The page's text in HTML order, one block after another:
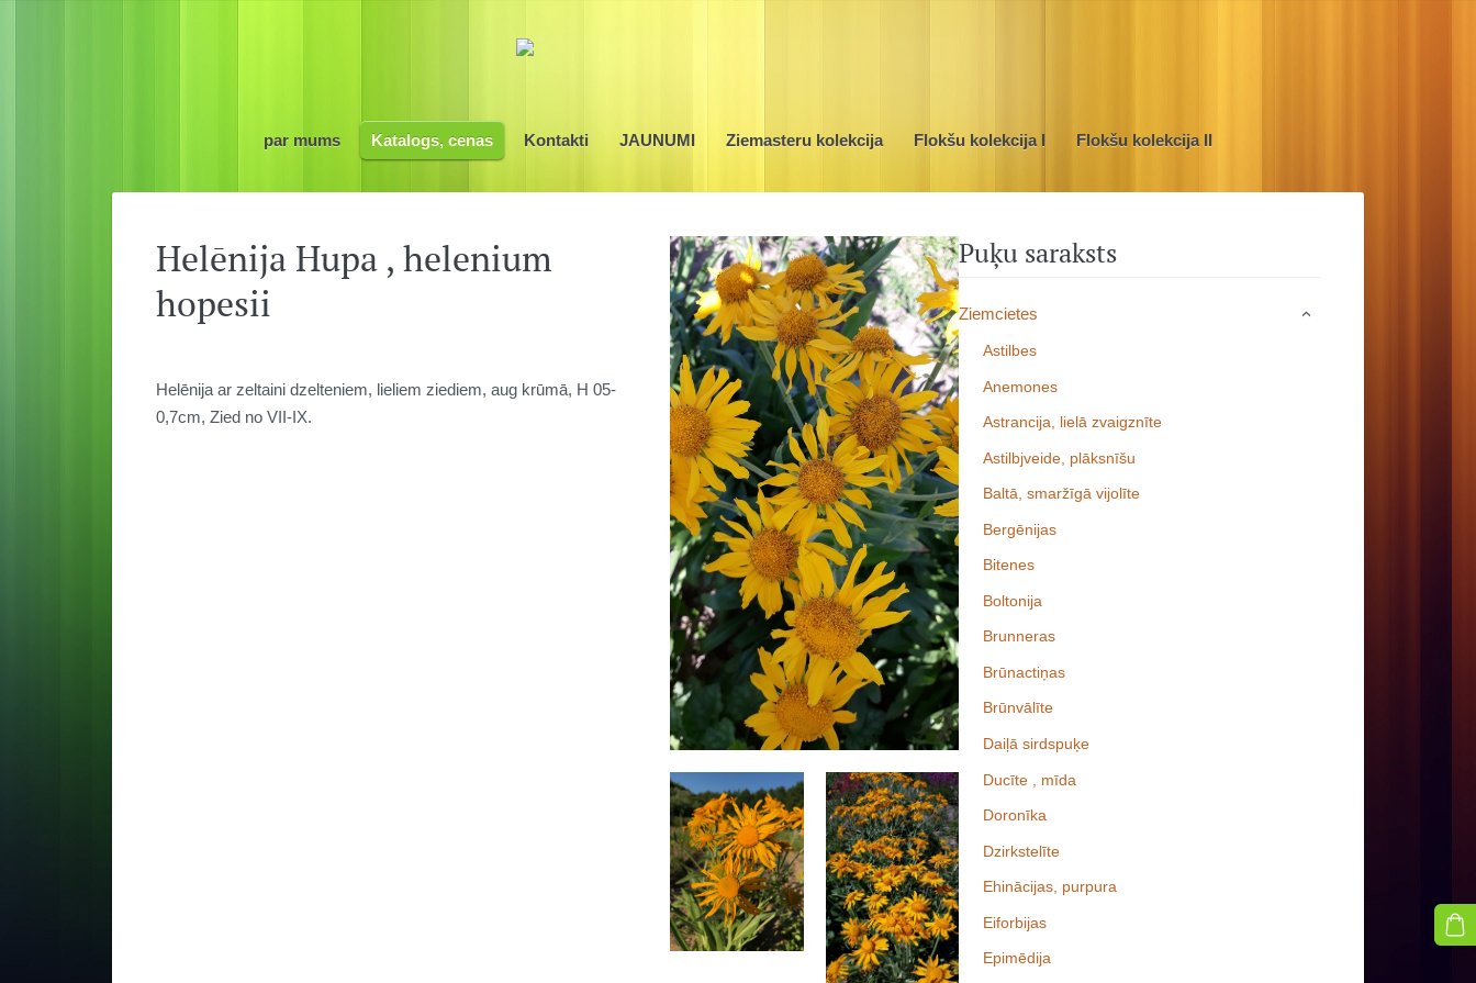
par mums Katalogs, cenas Kontakti JAUNUMI Ziemasteru kolekcija Flokšu kolekcija I Flokšu kolekcija II
Puķu saraksts
Ziemcietes
Astilbes
Anemones
Astrancija, lielā zvaigznīte
Astilbjveide, plāksnīšu
Baltā, smaržīgā vijolīte
Bergēnijas
Bitenes
Boltonija
Brunneras
Brūnactiņas
Brūnvālīte
Daiļā sirdspuķe
Ducīte , mīda
Doronīka
Dzirkstelīte
Ehinācijas, purpura
Eiforbijas
Epimēdija
›
Helēnija Hupa , helenium
hopesii
Helēnija ar zeltaini dzelteniem, lieliem ziediem, aug krūmā, H 05-
0,7cm, Zied no VII-IX.